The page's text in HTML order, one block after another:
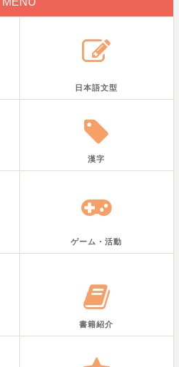
日本語文型
漢字
ゲーム・活動
書籍紹介